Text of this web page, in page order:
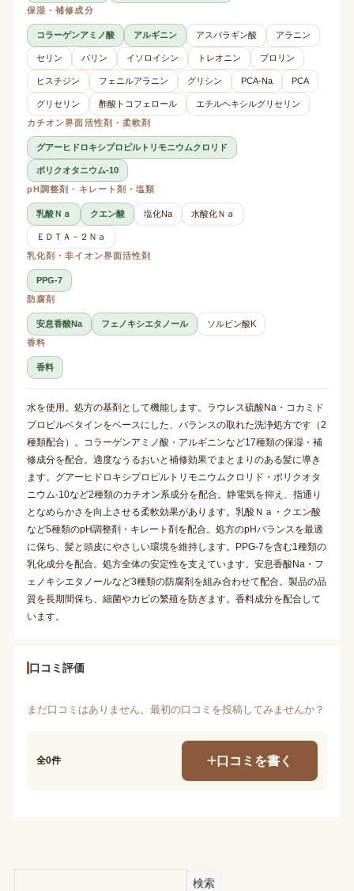
保湿・補修成分
コラーゲンアミノ酸 アルギニン アスパラギン酸 アラニン
セリン バリン イソロイシン トレオニン プロリン
ヒスチジン フェニルアラニン グリシン PCA-Na PCA
グリセリン 酢酸トコフェロール
エチルヘキシルグリセリン
カチオン界面活性剤・柔軟剤
グアーヒドロキシプロピルトリモニウムクロリド
ポリクオタニウム-10
pH調整剤・キレート剤・塩類
乳酸Ｎａ クエン酸 塩化Na 水酸化Ｎａ
ＥＤＴＡ－２Ｎａ
乳化剤・非イオン界面活性剤
PPG-7
防腐剤
安息香酸Na フェノキシエタノール
ソルビン酸K
香料
香料
水を使用。処方の基剤として機能します。ラウレス硫酸Na・コカミド
プロピルベタインをベースにした、バランスの取れた洗浄処方です（2
種類配合）。コラーゲンアミノ酸・アルギニンなど17種類の保湿・補
修成分を配合。適度なうるおいと補修効果でまとまりのある髪に導き
ます。グアーヒドロキシプロピルトリモニウムクロリド・ポリクオタ
ニウム-10など2種類のカチオン系成分を配合。静電気を抑え、指通り
となめらかさを向上させる柔軟効果があります。乳酸Ｎａ・クエン酸
など5種類のpH調整剤・キレート剤を配合。処方のpHバランスを最適
に保ち、髪と頭皮にやさしい環境を維持します。PPG-7を含む1種類の
乳化成分を配合。処方全体の安定性を支えています。安息香酸Na・フ
ェノキシエタノールなど3種類の防腐剤を組み合わせて配合。製品の品
質を長期間保ち、細菌やカビの繁殖を防ぎます。香料成分を配合して
います。
口コミ評価
まだ口コミはありません。最初の口コミを投稿してみませんか？
全0件 口コミを書く
検索